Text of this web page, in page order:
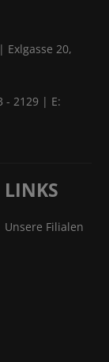
Exlgasse 20,
- 2129 | E:
LINKS
Unsere Filialen